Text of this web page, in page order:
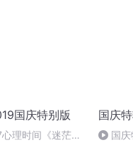
国庆特别版
理时间《迷茫与
国庆
国